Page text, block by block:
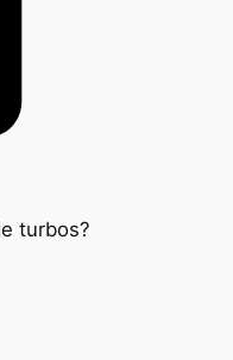
turbos?